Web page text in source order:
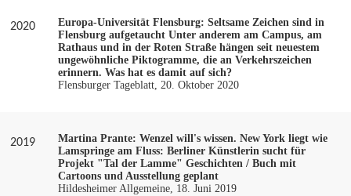
2020
Europa-Universität Flensburg: Seltsame Zeichen sind in
Flensburg aufgetaucht Unter anderem am Campus, am
Rathaus und in der Roten Straße hängen seit neuestem
ungewöhnliche Piktogramme, die an Verkehrszeichen
erinnern. Was hat es damit auf sich?
Flensburger Tageblatt, 20. Oktober 2020
2019
Martina Prante: Wenzel will's wissen. New York liegt wie
Lamspringe am Fluss: Berliner Künstlerin sucht für
Projekt "Tal der Lamme" Geschichten / Buch mit
Cartoons und Ausstellung geplant
Hildesheimer Allgemeine, 18. Juni 2019